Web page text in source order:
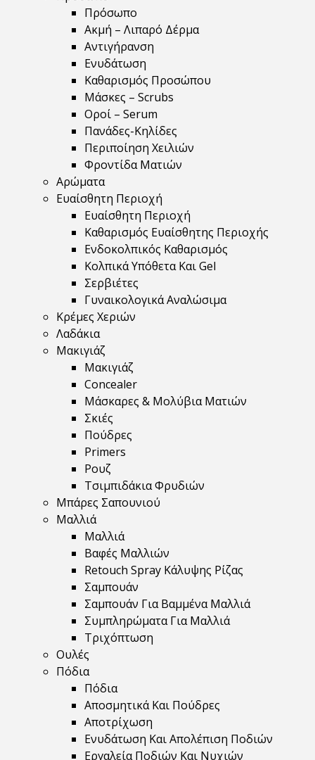
Πρόσωπο
Ακμή – Λιπαρό Δέρμα
Αντιγήρανση
Ενυδάτωση
Καθαρισμός Προσώπου
Μάσκες – Scrubs
Οροί – Serum
Πανάδες-Κηλίδες
Περιποίηση Χειλιών
Φροντίδα Ματιών
Αρώματα
Ευαίσθητη Περιοχή
Ευαίσθητη Περιοχή
Καθαρισμός Ευαίσθητης Περιοχής
Ενδοκολπικός Καθαρισμός
Κολπικά Υπόθετα Και Gel
Σερβιέτες
Γυναικολογικά Αναλώσιμα
Κρέμες Χεριών
Λαδάκια
Μακιγιάζ
Μακιγιάζ
Concealer
Μάσκαρες & Μολύβια Ματιών
Σκιές
Πούδρες
Primers
Ρουζ
Τσιμπιδάκια Φρυδιών
Μπάρες Σαπουνιού
Μαλλιά
Μαλλιά
Βαφές Μαλλιών
Retouch Spray Κάλυψης Ρίζας
Σαμπουάν
Σαμπουάν Για Βαμμένα Μαλλιά
Συμπληρώματα Για Μαλλιά
Τριχόπτωση
Ουλές
Πόδια
Πόδια
Αποσμητικά Και Πούδρες
Αποτρίχωση
Ενυδάτωση Και Απολέπιση Ποδιών
Εργαλεία Ποδιών Και Νυχιών